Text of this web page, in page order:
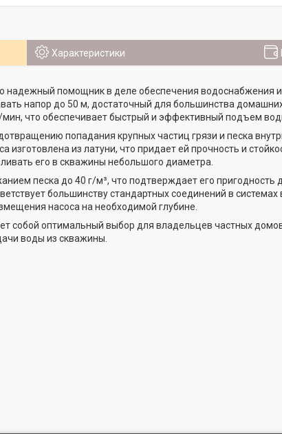
Характеристики
надежный помощник в деле обеспечения водоснабжения
напор до 50 м, достаточный для большинства
мин, что обеспечивает быстрый и эффективный подъем
попадания крупных частиц грязи и песка
изготовлена из латуни, что придает ей прочность и
его в скважины небольшого диаметра.
песка до 40 г/м³, что подтверждает его пригодность
большинству стандартных соединений в
насоса на необходимой глубине.
собой оптимальный выбор для владельцев частных
воды из скважины.